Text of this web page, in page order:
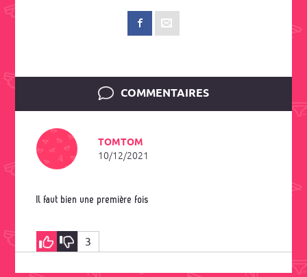
COMMENTAIRES
TOMTOM
10/12/2021
Il faut bien une première fois
3